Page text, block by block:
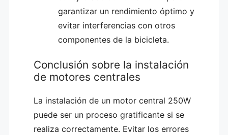
garantizar un rendimiento óptimo y
evitar interferencias con otros
componentes de la bicicleta.
Conclusión sobre la instalación
de motores centrales
La instalación de un motor central 250W
puede ser un proceso gratificante si se
realiza correctamente. Evitar los errores